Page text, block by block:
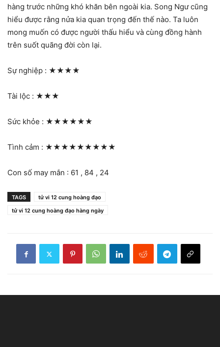
hàng trước những khó khăn bên ngoài kia. Song Ngư cũng
hiểu được rằng nửa kia quan trọng đến thế nào. Ta luôn
mong muốn có được người thấu hiểu và cùng đồng hành
trên suốt quãng đời còn lại.
Sự nghiệp : ★★★★
Tài lộc : ★★★
Sức khỏe : ★★★★★★
Tình cảm : ★★★★★★★★★
Con số may mắn : 61 , 84 , 24
TAGS
tử vi 12 cung hoàng đạo
tử vi 12 cung hoàng đạo hàng ngày